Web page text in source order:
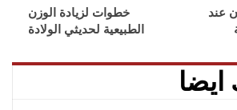
عند
خطوات لزيادة الوزن
الطبيعية لحديثي الولادة
ايضا